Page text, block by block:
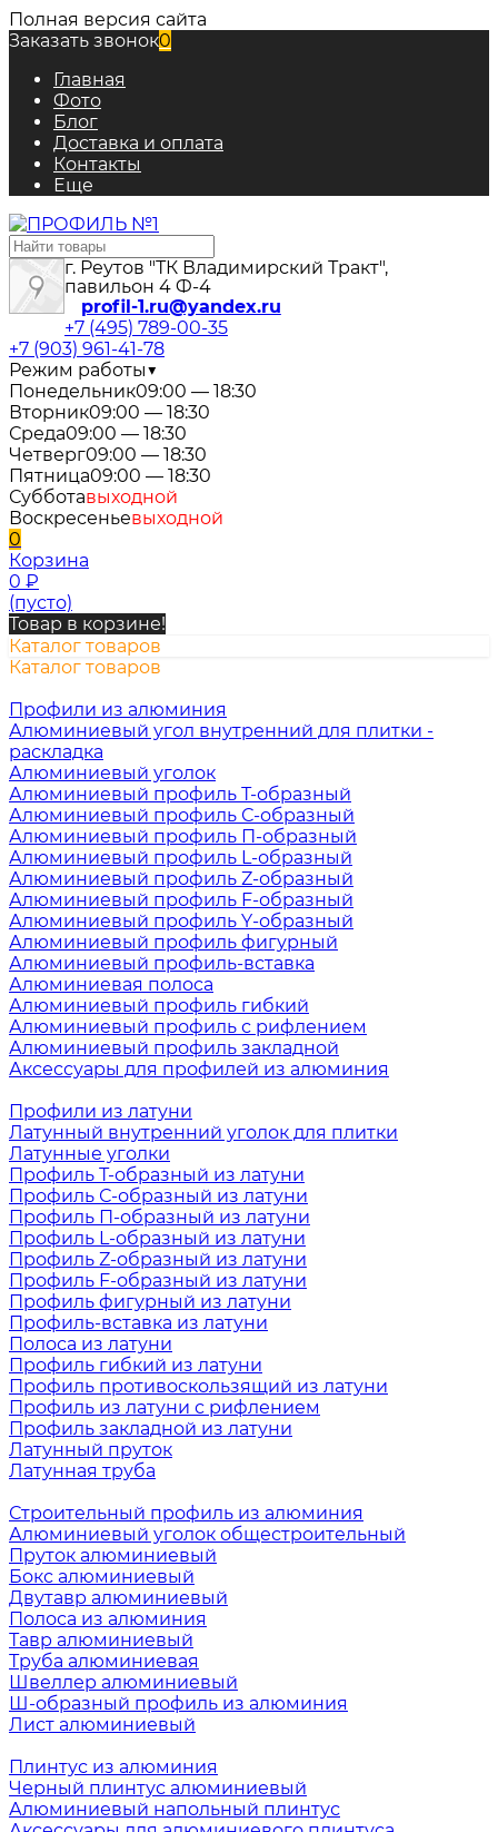
Полная версия сайта
Заказать звонок0
Главная
Фото
Блог
Доставка и оплата
Контакты
Еще
г. Реутов "ТК Владимирский Тракт",
павильон 4 Ф-4
profil-1.ru@yandex.ru
+7 (495) 789-00-35
+7 (903) 961-41-78
Режим работы▼
Понедельник09:00 — 18:30
Вторник09:00 — 18:30
Среда09:00 — 18:30
Четверг09:00 — 18:30
Пятница09:00 — 18:30
Субботавыходной
Воскресеньевыходной
0
Корзина
0 ₽
(пусто)
Товар в корзине!
Каталог товаров
Каталог товаров
Профили из алюминия
Алюминиевый угол внутренний для плитки -
раскладка
Алюминиевый уголок
Алюминиевый профиль Т-образный
Алюминиевый профиль С-образный
Алюминиевый профиль П-образный
Алюминиевый профиль L-образный
Алюминиевый профиль Z-образный
Алюминиевый профиль F-образный
Алюминиевый профиль Y-образный
Алюминиевый профиль фигурный
Алюминиевый профиль-вставка
Алюминиевая полоса
Алюминиевый профиль гибкий
Алюминиевый профиль с рифлением
Алюминиевый профиль закладной
Аксессуары для профилей из алюминия
Профили из латуни
Латунный внутренний уголок для плитки
Латунные уголки
Профиль Т-образный из латуни
Профиль С-образный из латуни
Профиль П-образный из латуни
Профиль L-образный из латуни
Профиль Z-образный из латуни
Профиль F-образный из латуни
Профиль фигурный из латуни
Профиль-вставка из латуни
Полоса из латуни
Профиль гибкий из латуни
Профиль противоскользящий из латуни
Профиль из латуни с рифлением
Профиль закладной из латуни
Латунный пруток
Латунная труба
Строительный профиль из алюминия
Алюминиевый уголок общестроительный
Пруток алюминиевый
Бокс алюминиевый
Двутавр алюминиевый
Полоса из алюминия
Тавр алюминиевый
Труба алюминиевая
Швеллер алюминиевый
Ш-образный профиль из алюминия
Лист алюминиевый
Плинтус из алюминия
Черный плинтус алюминиевый
Алюминиевый напольный плинтус